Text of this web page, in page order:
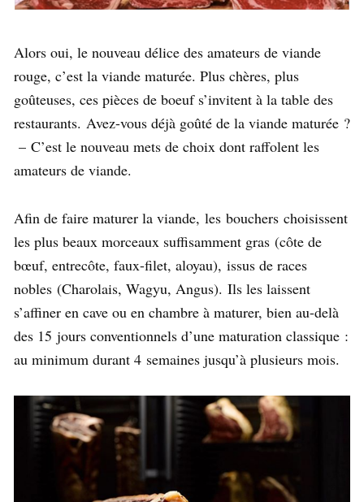
Alors oui, le nouveau délice des amateurs de viande
rouge, c’est la viande maturée. Plus chères, plus
goûteuses, ces pièces de boeuf s’invitent à la table des
restaurants. Avez-vous déjà goûté de la viande maturée ?
– C’est le nouveau mets de choix dont raffolent les
amateurs de viande.
Afin de faire maturer la viande, les bouchers choisissent
les plus beaux morceaux suffisamment gras (côte de
bœuf, entrecôte, faux-filet, aloyau), issus de races
nobles (Charolais, Wagyu, Angus). Ils les laissent
s’affiner en cave ou en chambre à maturer, bien au-delà
des 15 jours conventionnels d’une maturation classique :
au minimum durant 4 semaines jusqu’à plusieurs mois.